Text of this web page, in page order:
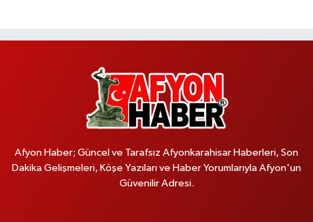
Afyon Haber; Güncel ve Tarafsız Afyonkarahisar Haberleri, Son
Dakika Gelişmeleri, Köşe Yazıları ve Haber Yorumlarıyla Afyon'un
Güvenilir Adresi.